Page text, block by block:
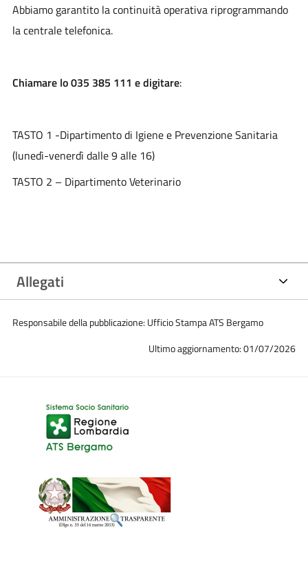
Abbiamo garantito la continuità operativa riprogrammando
la centrale telefonica.
Chiamare lo 035 385 111 e digitare:
TASTO 1 -Dipartimento di Igiene e Prevenzione Sanitaria
(lunedì-venerdì dalle 9 alle 16)
TASTO 2 – Dipartimento Veterinario
Allegati
Responsabile della pubblicazione: Ufficio Stampa ATS Bergamo
Ultimo aggiornamento: 01/07/2026